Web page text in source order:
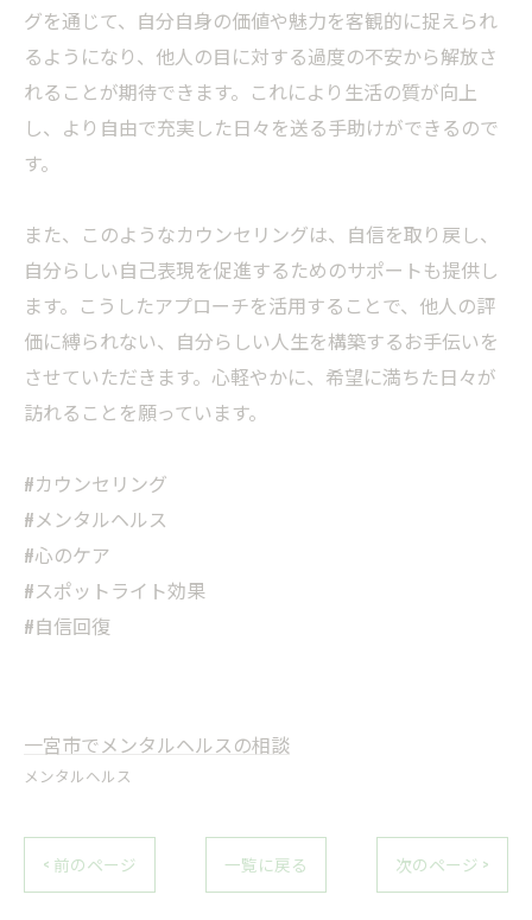
グを通じて、自分自身の価値や魅力を客観的に捉えられ
るようになり、他人の目に対する過度の不安から解放さ
れることが期待できます。これにより生活の質が向上
し、より自由で充実した日々を送る手助けができるので
す。
また、このようなカウンセリングは、自信を取り戻し、
自分らしい自己表現を促進するためのサポートも提供し
ます。こうしたアプローチを活用することで、他人の評
価に縛られない、自分らしい人生を構築するお手伝いを
させていただきます。心軽やかに、希望に満ちた日々が
訪れることを願っています。
#カウンセリング
#メンタルヘルス
#心のケア
#スポットライト効果
#自信回復
一宮市でメンタルヘルスの相談
メンタルヘルス
< 前のページ 一覧に戻る 次のページ >